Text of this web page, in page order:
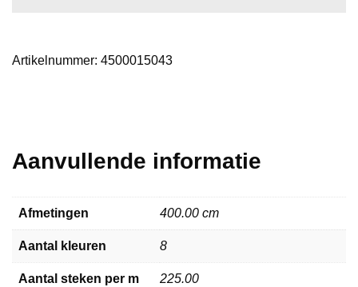
Artikelnummer: 4500015043
Aanvullende informatie
Afmetingen 400.00 cm
Aantal kleuren 8
Aantal steken per m 225.00